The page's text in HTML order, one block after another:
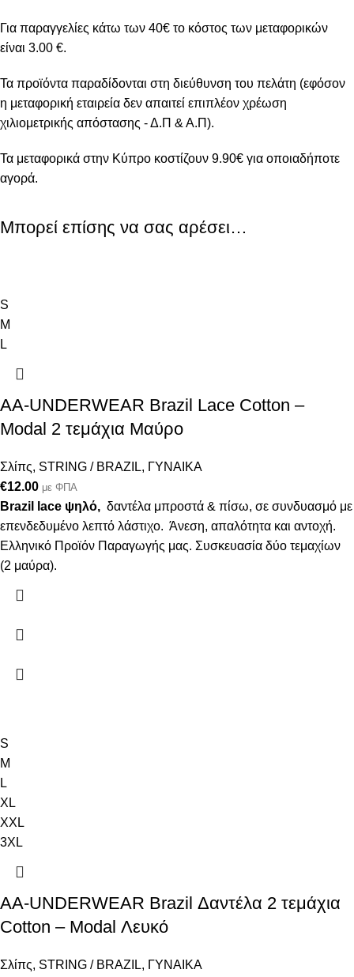
Για παραγγελίες κάτω των 40€ το κόστος των μεταφορικών
είναι 3.00 €.
Τα προϊόντα παραδίδονται στη διεύθυνση του πελάτη (εφόσον
η μεταφορική εταιρεία δεν απαιτεί επιπλέον χρέωση
χιλιομετρικής απόστασης - Δ.Π & Α.Π).
Τα μεταφορικά στην Κύπρο κοστίζουν 9.90€ για οποιαδήποτε
αγορά.
Μπορεί επίσης να σας αρέσει…
S
M
L
AA-UNDERWEAR Brazil Lace Cotton –
Modal 2 τεμάχια Μαύρο
Σλίπς, STRING / BRAZIL, ΓΥΝΑΙΚΑ
€12.00 με ΦΠΑ
Brazil lace ψηλό, δαντέλα μπροστά & πίσω, σε συνδυασμό με
επενδεδυμένο λεπτό λάστιχο. Άνεση, απαλότητα και αντοχή.
Ελληνικό Προϊόν Παραγωγής μας. Συσκευασία δύο τεμαχίων
(2 μαύρα).
S
M
L
XL
XXL
3XL
AA-UNDERWEAR Brazil Δαντέλα 2 τεμάχια
Cotton – Modal Λευκό
Σλίπς, STRING / BRAZIL, ΓΥΝΑΙΚΑ